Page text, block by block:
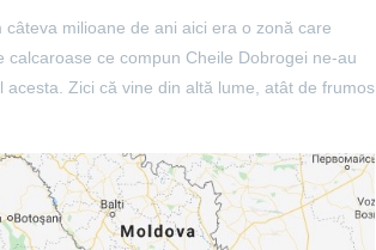
milioane de ani aici era o zonă care
ce compun Cheile Dobrogei ne-au
Zici că vine din altă lume, atât de frumos